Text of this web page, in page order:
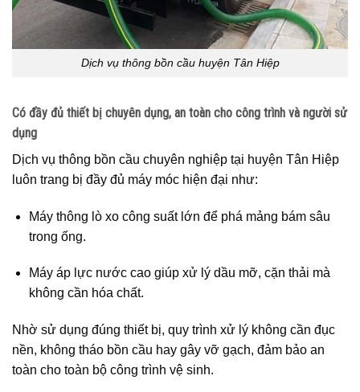
Dịch vụ thông bồn cầu huyện Tân Hiệp
Có đầy đủ thiết bị chuyên dụng, an toàn cho công trình và người sử
dụng
Dịch vụ thông bồn cầu chuyên nghiệp tại huyện Tân Hiệp
luôn trang bị đầy đủ máy móc hiện đại như:
Máy thông lò xo công suất lớn để phá mảng bám sâu
trong ống.
Máy áp lực nước cao giúp xử lý dầu mỡ, cặn thải mà
không cần hóa chất.
Nhờ sử dụng đúng thiết bị, quy trình xử lý không cần đục
nền, không tháo bồn cầu hay gây vỡ gạch, đảm bảo an
toàn cho toàn bộ công trình vệ sinh.